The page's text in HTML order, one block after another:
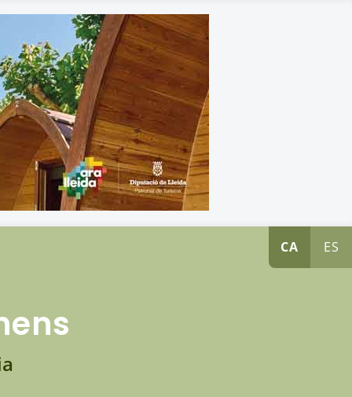
CA ES